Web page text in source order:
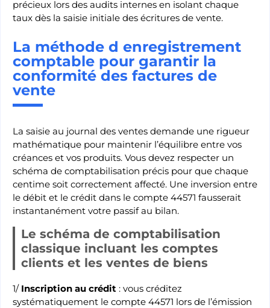
précieux lors des audits internes en isolant chaque
taux dès la saisie initiale des écritures de vente.
La méthode d enregistrement
comptable pour garantir la
conformité des factures de
vente
La saisie au journal des ventes demande une rigueur
mathématique pour maintenir l’équilibre entre vos
créances et vos produits. Vous devez respecter un
schéma de comptabilisation précis pour que chaque
centime soit correctement affecté. Une inversion entre
le débit et le crédit dans le compte 44571 fausserait
instantanément votre passif au bilan.
Le schéma de comptabilisation
classique incluant les comptes
clients et les ventes de biens
1/ Inscription au crédit : vous créditez
systématiquement le compte 44571 lors de l’émission